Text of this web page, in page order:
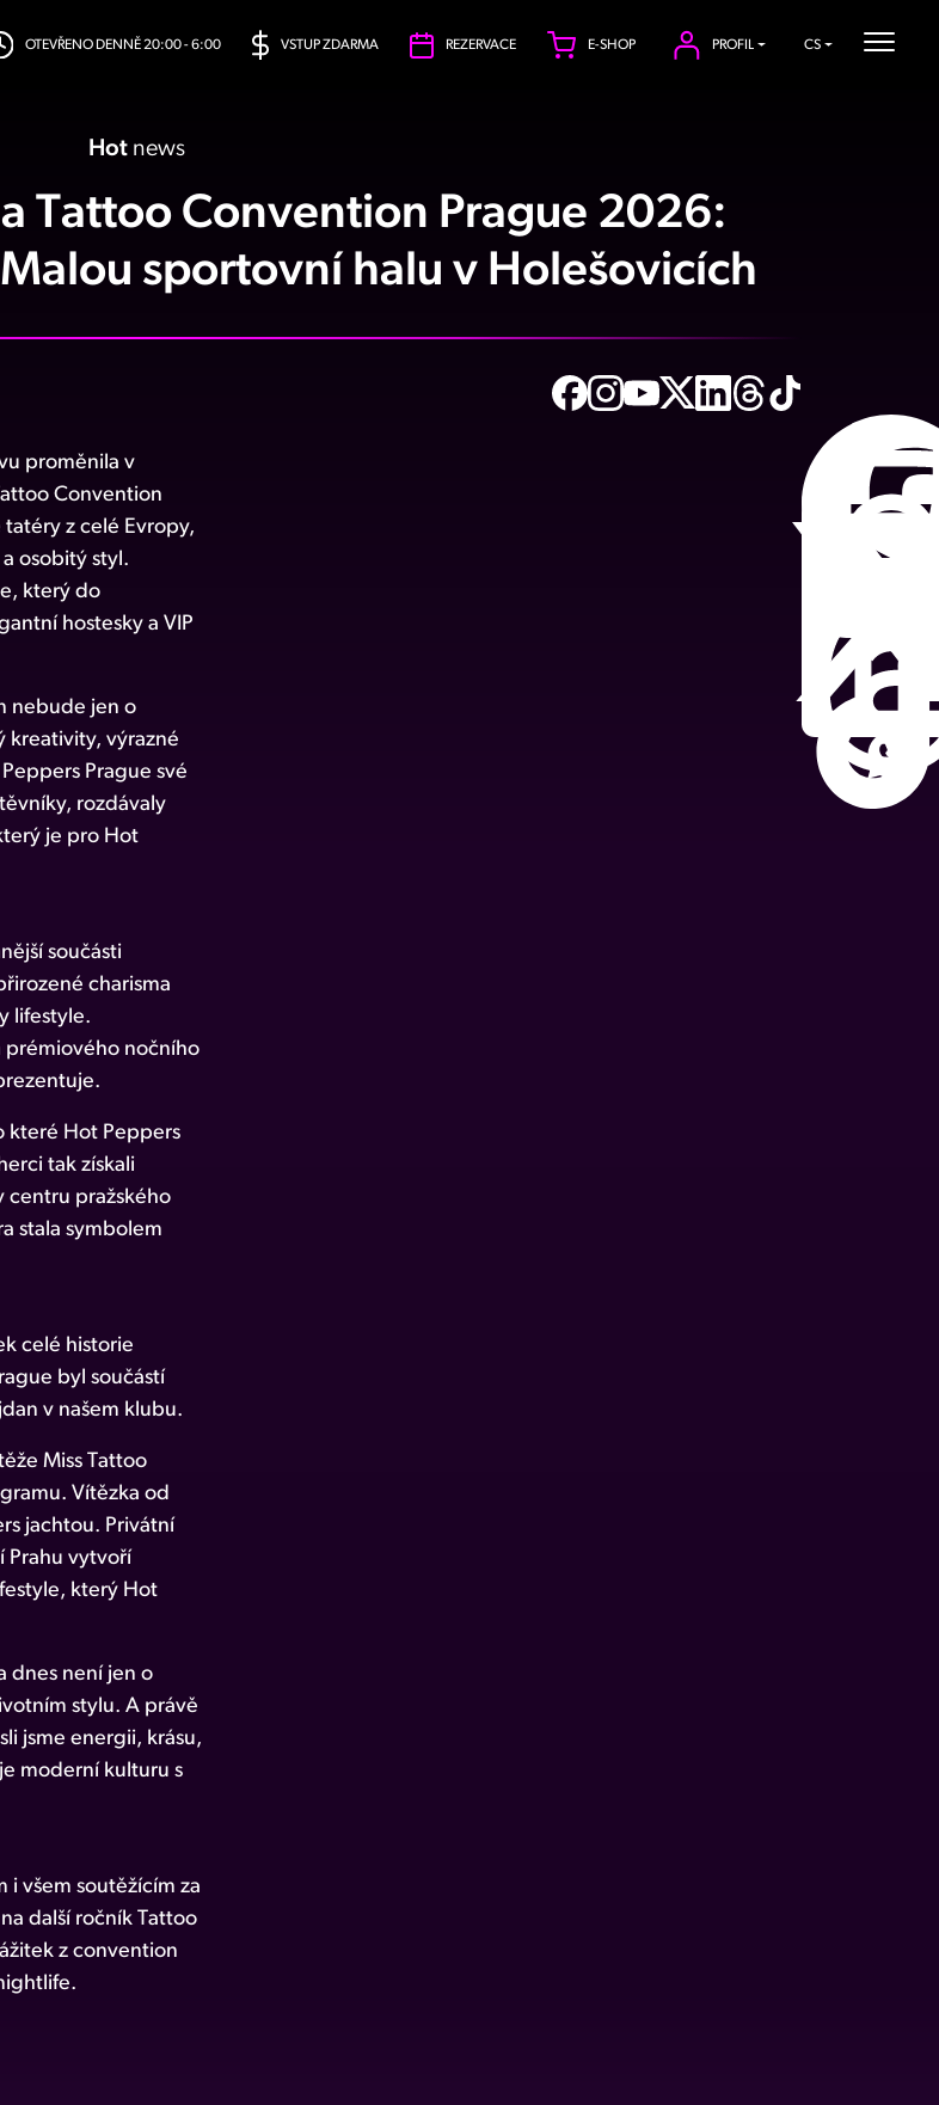
OTEVŘENO DENNĚ 20:00 - 6:00 VSTUP ZDARMA REZERVACE E-SHOP PROFIL CS
Hotnews
Tattoo Convention Prague 2026:
sportovní halu v Holešovicích
proměnila v
Convention
z celé Evropy,
osobitý styl.
který do
hostesky a VIP
nebude jen o
kreativity, výrazné
Prague své
rozdávaly
je pro Hot
součásti
charisma
lifestyle.
prémiového nočního
které Hot Peppers
tak získali
centru pražského
stala symbolem
celé historie
byl součástí
v našem klubu.
Miss Tattoo
Vítězka od
jachtou. Privátní
Prahu vytvoří
který Hot
dnes není jen o
stylu. A právě
jsme energii, krásu,
moderní kulturu s
i všem soutěžícím za
další ročník Tattoo
z convention